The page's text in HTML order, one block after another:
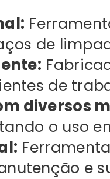
de
de
diversos
o uso
e